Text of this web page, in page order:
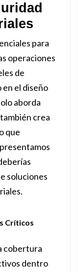
para
operaciones
de
el diseño
aborda
crea
que
soluciones
Críticos
cobertura
dentro